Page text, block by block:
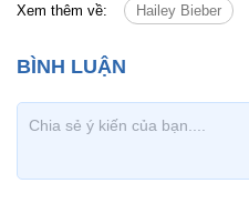
Xem thêm về: Hailey Bieber